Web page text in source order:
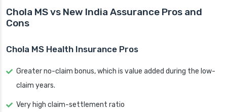
Chola MS vs New India Assurance Pros and
Cons
Chola MS Health Insurance Pros
Greater no-claim bonus, which is value added during the low-
claim years.
Very high claim-settlement ratio